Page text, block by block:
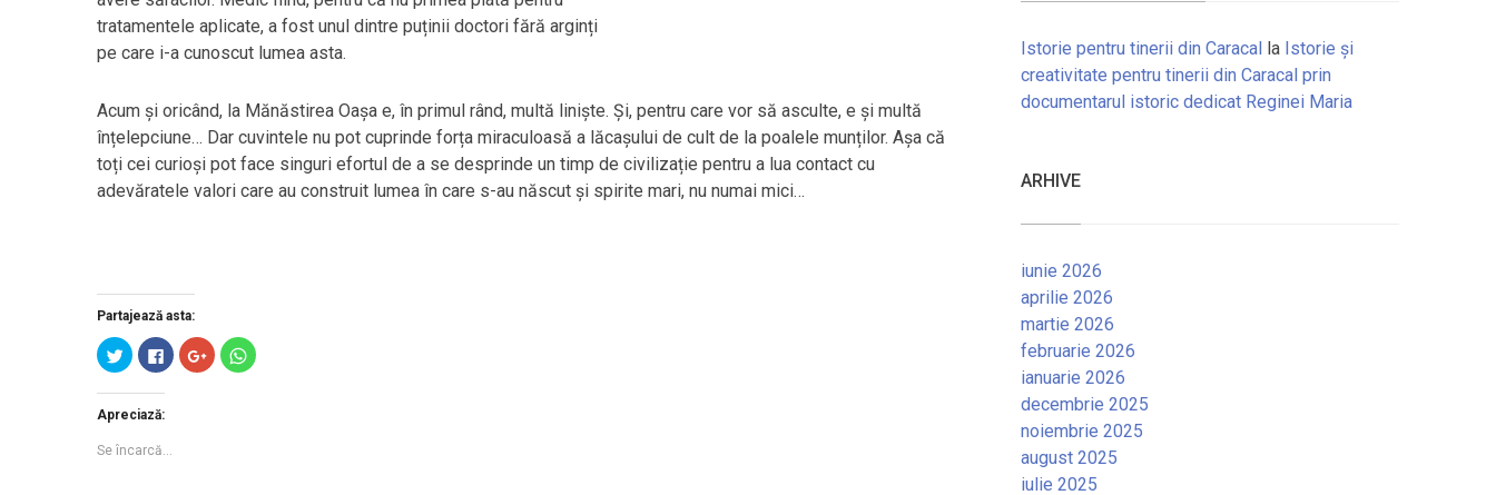
tratamentele aplicate, a fost unul dintre puținii doctori fără arginți
pe care i-a cunoscut lumea asta.
Acum și oricând, la Mănăstirea Oașa e, în primul rând, multă liniște. Și, pentru care vor să asculte, e și multă
înțelepciune… Dar cuvintele nu pot cuprinde forța miraculoasă a lăcașului de cult de la poalele munților. Așa că
toți cei curioși pot face singuri efortul de a se desprinde un timp de civilizație pentru a lua contact cu
adevăratele valori care au construit lumea în care s-au născut și spirite mari, nu numai mici…
Partajează asta:
Clic
pentru
partaja
pe
Twitter(Se
în
fereastră
Clic
pentru
fereastră
Clic
pentru
Dă
clic
Apreciază:
Se încarcă...
Istorie pentru tinerii din Caracal la Istorie și
creativitate pentru tinerii din Caracal prin
documentarul istoric dedicat Reginei Maria
ARHIVE
iunie 2026
aprilie 2026
martie 2026
februarie 2026
ianuarie 2026
decembrie 2025
noiembrie 2025
august 2025
iulie 2025